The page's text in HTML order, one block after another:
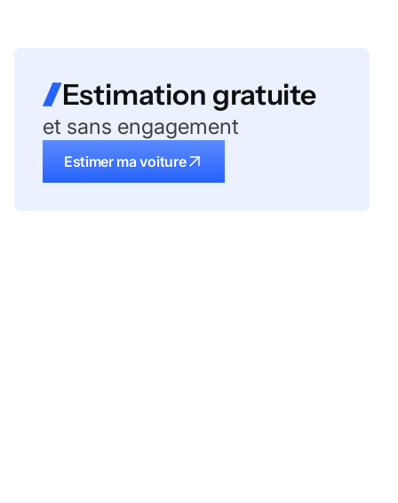
Estimation gratuite
et sans engagement
Estimer ma voiture